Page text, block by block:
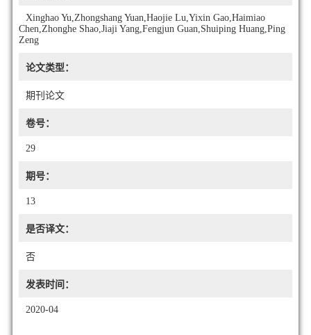
Xinghao Yu,Zhongshang Yuan,Haojie Lu,Yixin Gao,Haimiao
Chen,Zhonghe Shao,Jiaji Yang,Fengjun Guan,Shuiping Huang,Ping
Zeng
论文类型：
期刊论文
卷号：
29
期号：
13
是否译文：
否
发表时间：
2020-04